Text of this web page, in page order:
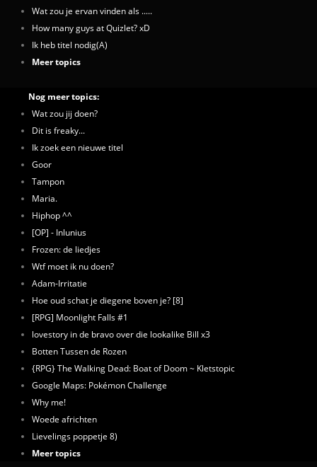
Wat zou je ervan vinden als .....
How many guys at Quizlet? xD
Ik heb titel nodig(A)
Meer topics
Nog meer topics:
Wat zou jij doen?
Dit is freaky...
Ik zoek een nieuwe titel
Goor
Tampon
Maria.
Hiphop ^^
[OP] - Inlunius
Frozen: de liedjes
Wtf moet ik nu doen?
Adam-Irritatie
Hoe oud schat je diegene boven je? [8]
[RPG] Moonlight Falls #1
lovestory in de bravo over die lookalike Bill x3
Botten Tussen de Rozen
{RPG} The Walking Dead: Boat of Doom ~ Kletstopic
Google Maps: Pokémon Challenge
Why me!
Woede africhten
Lievelings poppetje 8)
Meer topics